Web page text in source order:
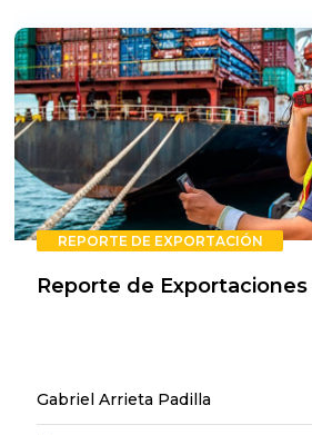
REPORTE DE EXPORTACIÓN
Reporte de Exportaciones
Gabriel Arrieta Padilla